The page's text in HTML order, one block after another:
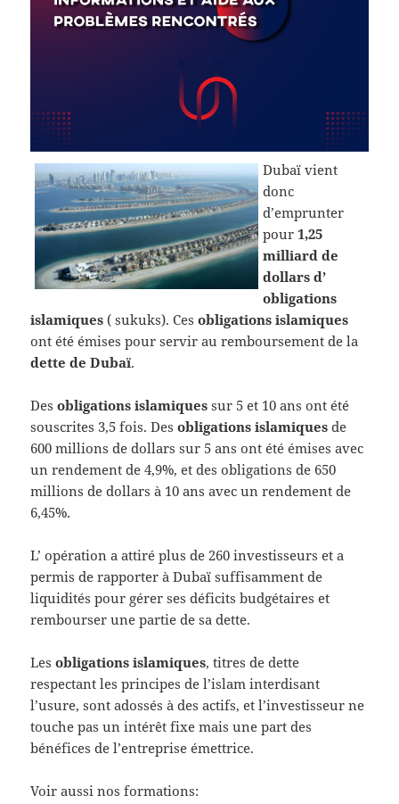
Dubaï vient
donc
d’emprunter
pour1,25
milliard de
dollars d’
obligations
islamiques ( sukuks). Ces obligations islamiques
ont été émises pour servir au remboursement de la
dette de Dubaï.
Desobligations islamiques sur 5 et 10 ans ont été
souscrites 3,5 fois. Des obligations islamiques de
600 millions de dollars sur 5 ans ont été émises avec
un rendement de 4,9%, et des obligations de 650
millions de dollars à 10 ans avec un rendement de
6,45%.
L’ opération a attiré plus de 260 investisseurs et a
permis de rapporter à Dubaï suffisamment de
liquidités pour gérer ses déficits budgétaires et
rembourser une partie de sa dette.
Lesobligations islamiques, titres de dette
respectant les principes de l’islam interdisant
l’usure, sont adossés à des actifs, et l’investisseur ne
touche pas un intérêt fixe mais une part des
bénéfices de l’entreprise émettrice.
Voir aussi nos formations: